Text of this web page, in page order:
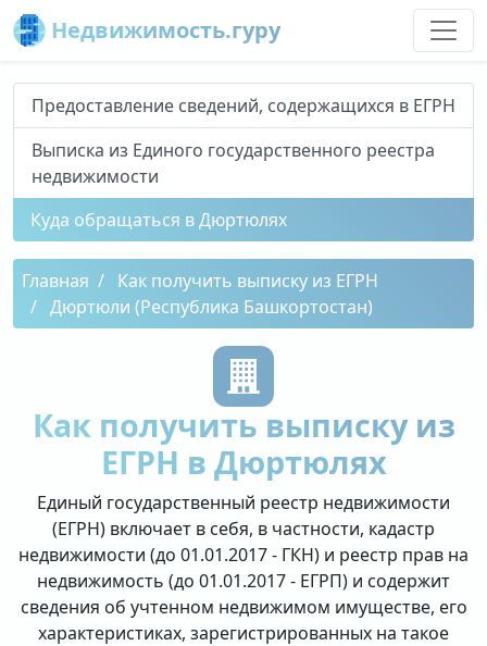
Недвижимость.гуру
Предоставление сведений, содержащихся в ЕГРН
Выписка из Единого государственного реестра
недвижимости
Куда обращаться в Дюртюлях
Главная
Как получить выписку из ЕГРН
Дюртюли (Республика Башкортостан)
Как получить выписку из
ЕГРН в Дюртюлях
Единый государственный реестр недвижимости
(ЕГРН) включает в себя, в частности, кадастр
недвижимости (до 01.01.2017 - ГКН) и реестр прав на
недвижимость (до 01.01.2017 - ЕГРП) и содержит
сведения об учтенном недвижимом имуществе, его
характеристиках, зарегистрированных на такое